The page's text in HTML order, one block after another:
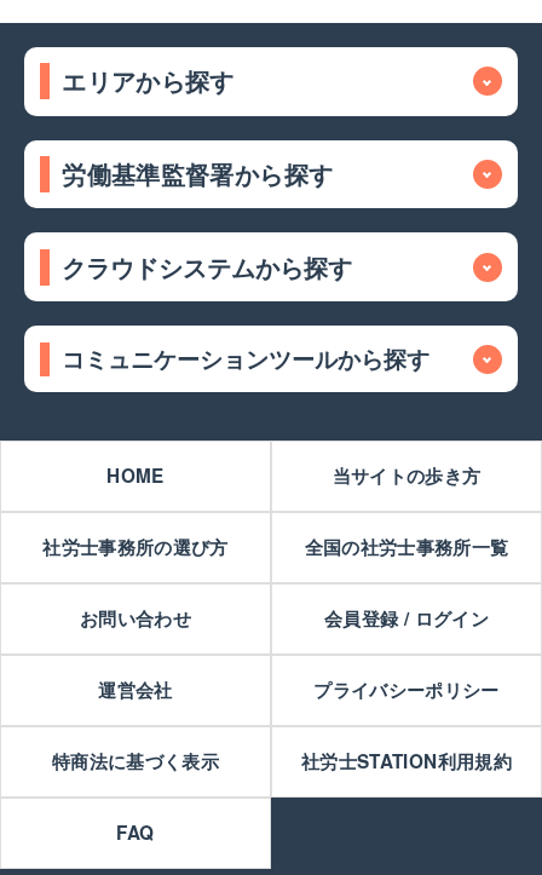
エリアから探す
労働基準監督署から探す
クラウドシステムから探す
コミュニケーションツールから探す
HOME 当サイトの歩き方
社労士事務所の選び方 全国の社労士事務所一覧
お問い合わせ 会員登録 / ログイン
運営会社 プライバシーポリシー
特商法に基づく表示 社労士STATION利用規約
FAQ